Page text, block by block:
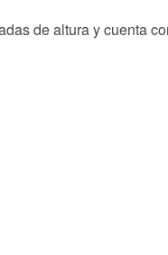
de altura y cuenta